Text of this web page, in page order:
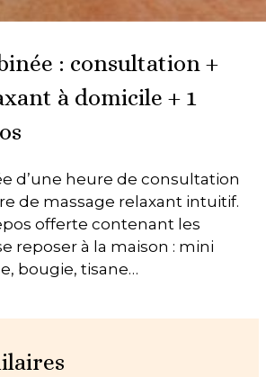
: consultation +
à domicile + 1
d’une heure de consultation
de massage relaxant intuitif.
offerte contenant les
reposer à la maison : mini
bougie, tisane…